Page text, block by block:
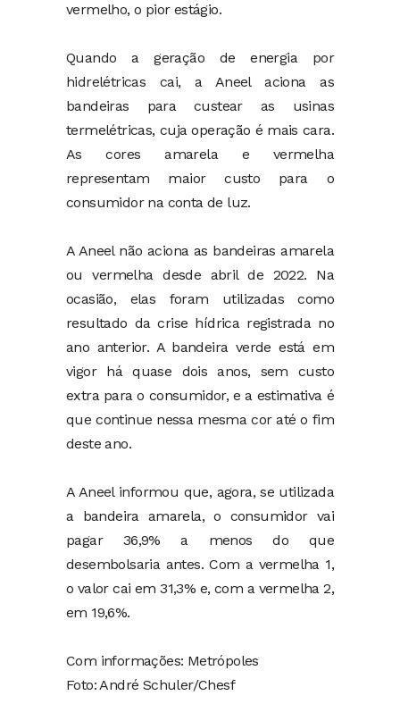
vermelho, o pior estágio.
Quando a geração de energia por
hidrelétricas cai, a Aneel aciona as
bandeiras para custear as usinas
termelétricas, cuja operação é mais cara.
As cores amarela e vermelha
representam maior custo para o
consumidor na conta de luz.
A Aneel não aciona as bandeiras amarela
ou vermelha desde abril de 2022. Na
ocasião, elas foram utilizadas como
resultado da crise hídrica registrada no
ano anterior. A bandeira verde está em
vigor há quase dois anos, sem custo
extra para o consumidor, e a estimativa é
que continue nessa mesma cor até o fim
deste ano.
A Aneel informou que, agora, se utilizada
a bandeira amarela, o consumidor vai
pagar 36,9% a menos do que
desembolsaria antes. Com a vermelha 1,
o valor cai em 31,3% e, com a vermelha 2,
em 19,6%.
Com informações: Metrópoles
Foto: André Schuler/Chesf